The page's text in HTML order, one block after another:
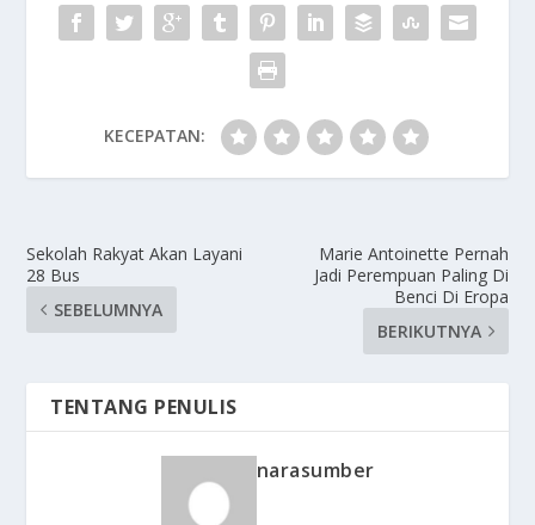
KECEPATAN:
Sekolah Rakyat Akan Layani
28 Bus
SEBELUMNYA
Marie Antoinette Pernah
Jadi Perempuan Paling Di
Benci Di Eropa
BERIKUTNYA
TENTANG PENULIS
narasumber